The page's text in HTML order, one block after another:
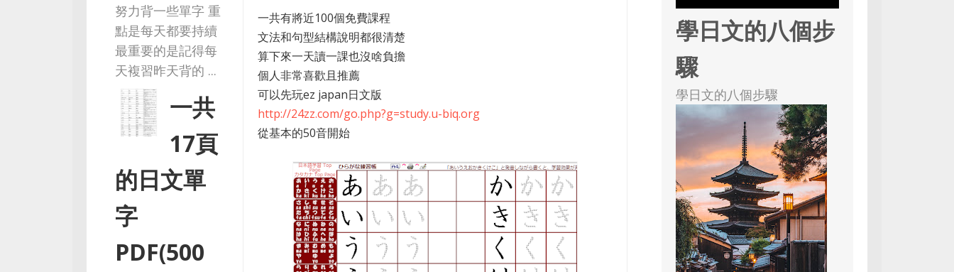
努力背一些單字 重
點是每天都要持續
最重要的是記得每
天複習昨天背的 ...
一共
17頁
的日文單
字
PDF(500
一共有將近100個免費課程
文法和句型結構說明都很清楚
算下來一天讀一課也沒啥負擔
個人非常喜歡且推薦
可以先玩ez japan日文版
http://24zz.com/go.php?g=study.u-biq.org
從基本的50音開始
學日文的八個步
驟
學日文的八個步驟